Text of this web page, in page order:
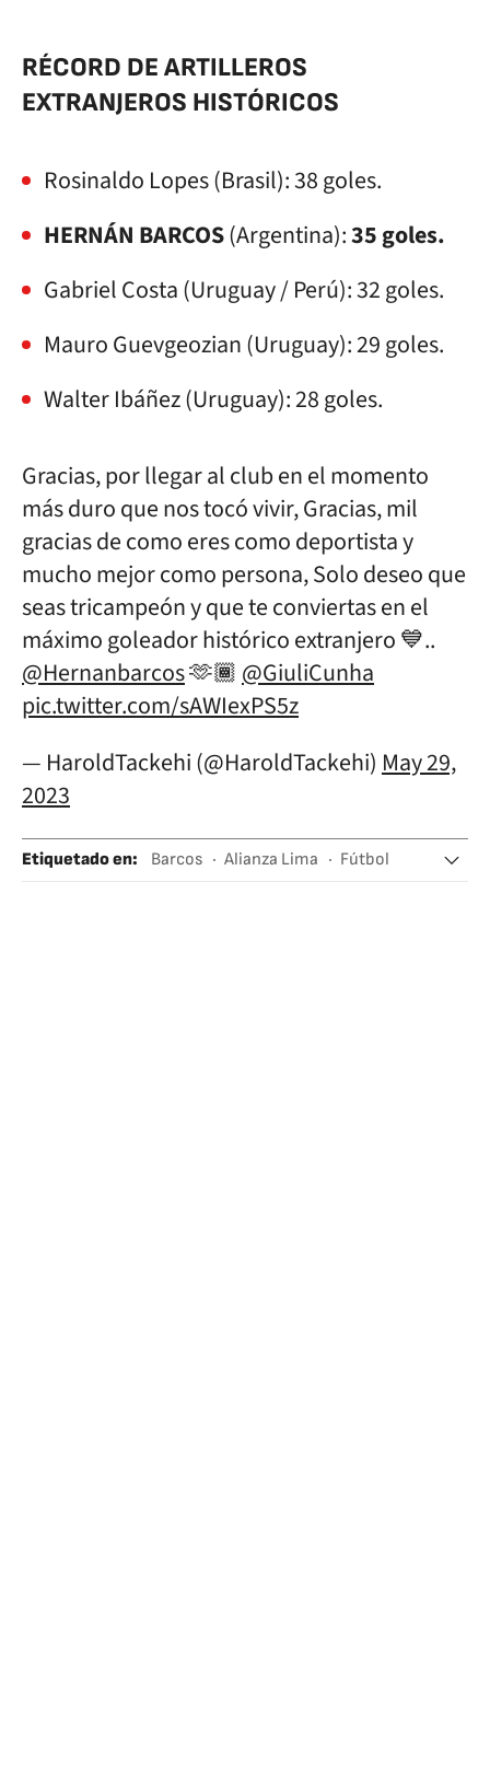
RÉCORD DE ARTILLEROS
EXTRANJEROS HISTÓRICOS
Rosinaldo Lopes (Brasil): 38 goles.
HERNÁN BARCOS(Argentina):35 goles.
Gabriel Costa (Uruguay / Perú): 32 goles.
Mauro Guevgeozian (Uruguay): 29 goles.
Walter Ibáñez (Uruguay): 28 goles.
Gracias, por llegar al club en el momento
más duro que nos tocó vivir, Gracias, mil
gracias de como eres como deportista y
mucho mejor como persona, Solo deseo que
seas tricampeón y que te conviertas en el
máximo goleador histórico extranjero 💙..
@Hernanbarcos🫶🏾 @GiuliCunha
pic.twitter.com/sAWIexPS5z
— HaroldTackehi (@HaroldTackehi) May 29,
2023
Etiquetado en: Barcos Alianza Lima
Fútbol